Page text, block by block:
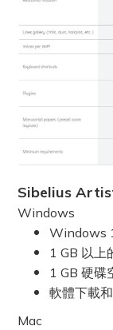
Sibelius
Windows
Windows
1 GB 以上
1 GB 硬碟
軟體下載
Mac